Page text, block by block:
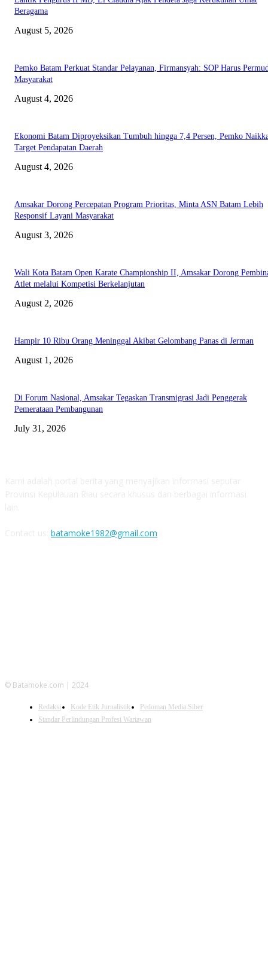
Beragama
August 5, 2026
Pemko Batam Perkuat Standar Pelayanan, Firmansyah: SOP Harus
Masyarakat
August 4, 2026
Ekonomi Batam Diproyeksikan Tumbuh hingga 7,4 Persen, Pemko
Target Pendapatan Daerah
August 4, 2026
Amsakar Dorong Percepatan Program Prioritas, Minta ASN Batam Lebih
Responsif Layani Masyarakat
August 3, 2026
Wali Kota Batam Open Karate Championship II, Amsakar Dorong
Atlet melalui Kompetisi Berkelanjutan
August 2, 2026
Hampir 10 Ribu Orang Meninggal Akibat Gelombang Panas di Jerman
August 1, 2026
Di Forum Nasional, Amsakar Tegaskan Transmigrasi Jadi Penggerak
Pemerataan Pembangunan
July 31, 2026
batamoke1982@gmail.com
© Batamoke.com | 2024
Redaksi Kode Etik Jurnalistik
Pedoman Media Siber
Standar Perlindungan Profesi Wartawan